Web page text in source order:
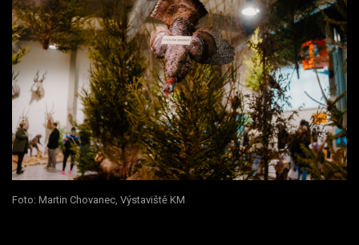
Foto: Martin Chovanec, Výstaviště KM